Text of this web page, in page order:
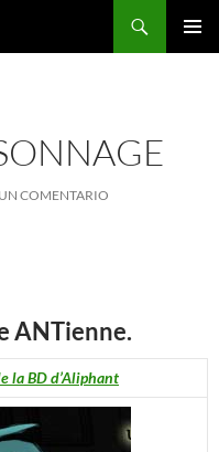
COMENTARIO
ANTienne.
la BD d’Aliphant